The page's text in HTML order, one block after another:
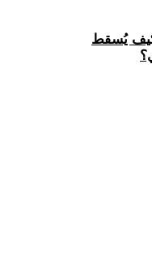
كيف يُسقط